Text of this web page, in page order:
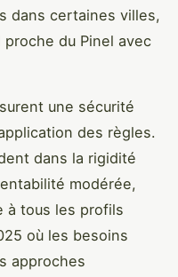
dans certaines villes,
du Pinel avec
une sécurité
des règles.
dans la rigidité
modérée,
à tous les profils
où les besoins
approches